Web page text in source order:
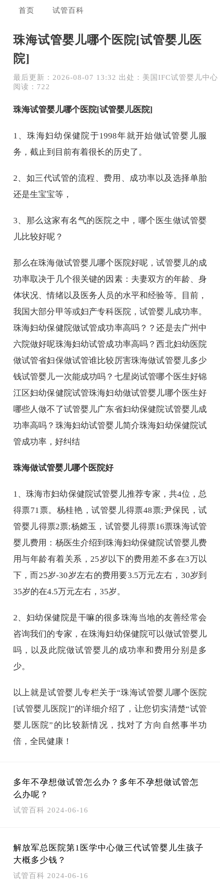
首页 试管百科
珠海试管婴儿哪个医院[试管婴儿医
院]
最后更新：2026-08-07 13:32 出处：美国IFC试管婴儿中心
阅读：722
珠海试管婴儿哪个医院[试管婴儿医院]
1、珠海妇幼保健院于1998年就开始做试管婴儿服
务，截止到目前有着很长的历史了。
2、如三代试管的流程、费用、成功率以及选择单胎
还是生宝宝等，
3、那么这家有名气的医院之中，哪个医生做试管婴
儿比较好呢？
那么在珠海做试管婴儿哪个医院好呢，试管婴儿的成
功率取决于几个很关键的因素：夫妻双方的年龄、身
体状况、情绪以及医务人员的水平和经验等。目前，
我国大部分甲等或妇产专科医院，试管婴儿成功率。
珠海妇幼保健院做试管成功率高吗？？还是去广州中
六院做好呢珠海妇幼试管成功率高吗？西北妇幼医院
做试管省妇保做试管谁比较厉害珠海做试管婴儿多少
钱试管婴儿一次能成功吗？七星岗试管哪个医生好锦
江区妇幼保健院试管珠海妇幼做试管婴儿哪个医生好
哪些人做不了试管婴儿广东省妇幼保健院试管婴儿成
功率高吗？珠海妇幼试管婴儿简介珠海妇幼保健院试
管成功率，好纠结
珠海做试管婴儿哪个医院好
1、珠海市妇幼保健院试管婴儿推荐专家，共4位，总
得票71票。杨桂艳，试管婴儿得票48票;尹保民，试
管婴儿得票2票;杨嫦玉，试管婴儿得票16票珠海试管
婴儿费用：杨医生介绍到珠海妇幼保健院试管婴儿费
用与年龄有着关系，25岁以下的费用差不多在3万以
下，而25岁-30岁左右的费用要3.5万元左右，30岁到
35岁的在4.5万元左右，35岁。
2、妇幼保健院是干嘛的很多珠海当地的友善经常会
咨询我们的专家，在珠海妇幼保健院可以做试管婴儿
吗，以及此院做试管婴儿的成功率和费用分别是多
少。
以上就是试管婴儿专栏关于“珠海试管婴儿哪个医院
[试管婴儿医院]”的详细介绍了，让您切实清楚“试管
婴儿医院”的比较新情况，找对了方向自然事半功
倍，全民健康！
多年不孕想做试管怎么办？多年不孕想做试管怎
么办呢？
试管百科 2024-06-16
解放军总医院第1医学中心做三代试管婴儿生孩子
大概多少钱？
试管百科 2024-06-16